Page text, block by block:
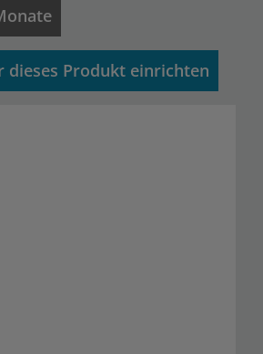
dieses Produkt einrichten